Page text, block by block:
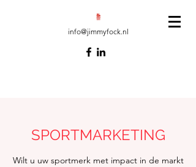
info@jimmyfock.nl
SPORTMARKETING
Wilt u uw sportmerk met impact in de markt